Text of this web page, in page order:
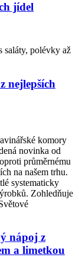
jídel
saláty, polévky až
nejlepších
komory
novinka od
průměrnému
na našem trhu.
systematicky
Zohledňuje
nápoj z
a limetkou